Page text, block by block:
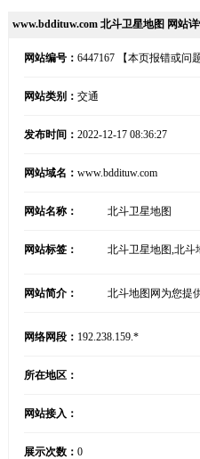
www.bddituw.com 北斗卫星地图 网站
网站编号： 6447167 【本页报错或问
网站类别： 交通
发布时间： 2022-12-17 08:36:27
网站域名： www.bddituw.com
网站名称： 北斗卫星地图
网站标签： 北斗卫星地图,北斗
网站简介： 北斗地图网为您提
网络网段： 192.238.159.*
所在地区：
网站接入：
展示次数： 0